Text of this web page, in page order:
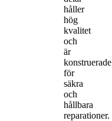
håller
hög
kvalitet
och
är
konstruerade
för
säkra
och
hållbara
reparationer.